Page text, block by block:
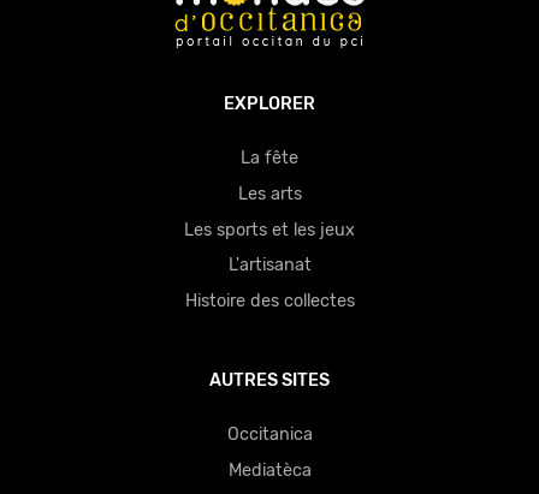
EXPLORER
La fête
Les arts
Les sports et les jeux
L'artisanat
Histoire des collectes
AUTRES SITES
Occitanica
Mediatèca